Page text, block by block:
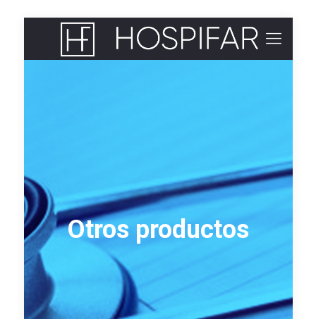
Otros productos